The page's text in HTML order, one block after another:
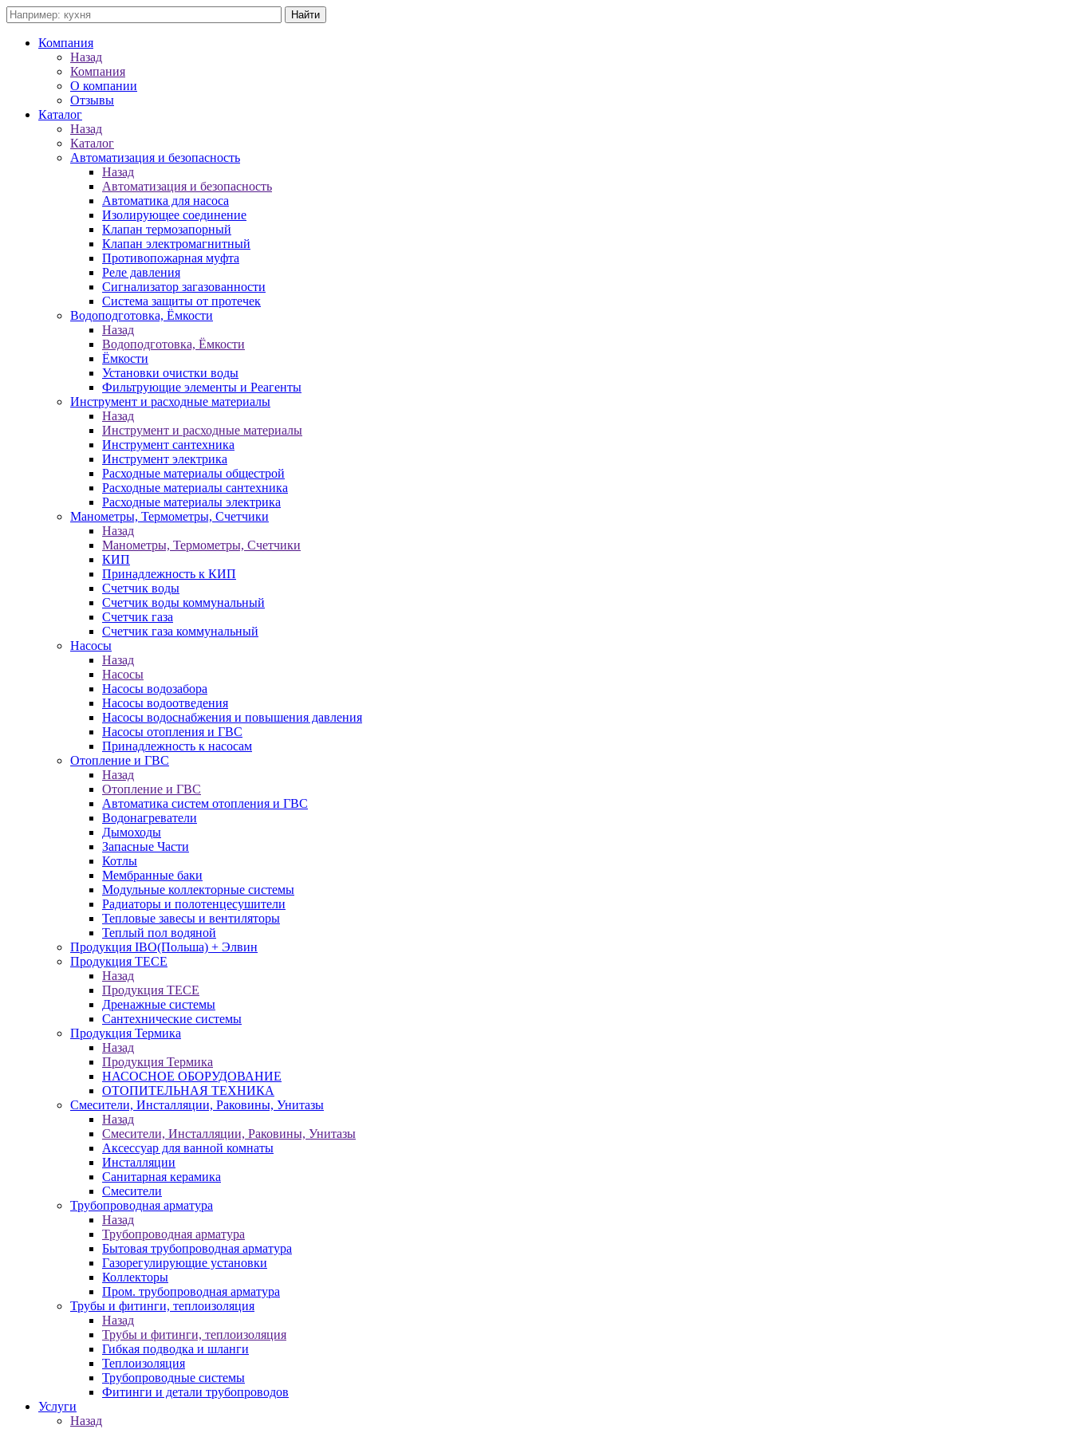
Компания
Назад
Компания
О компании
Отзывы
Каталог
Назад
Каталог
Автоматизация и безопасность
Назад
Автоматизация и безопасность
Автоматика для насоса
Изолирующее соединение
Клапан термозапорный
Клапан электромагнитный
Противопожарная муфта
Реле давления
Сигнализатор загазованности
Система защиты от протечек
Водоподготовка, Ёмкости
Назад
Водоподготовка, Ёмкости
Ёмкости
Установки очистки воды
Фильтрующие элементы и Реагенты
Инструмент и расходные материалы
Назад
Инструмент и расходные материалы
Инструмент сантехника
Инструмент электрика
Расходные материалы общестрой
Расходные материалы сантехника
Расходные материалы электрика
Манометры, Термометры, Счетчики
Назад
Манометры, Термометры, Счетчики
КИП
Принадлежность к КИП
Счетчик воды
Счетчик воды коммунальный
Счетчик газа
Счетчик газа коммунальный
Насосы
Назад
Насосы
Насосы водозабора
Насосы водоотведения
Насосы водоснабжения и повышения давления
Насосы отопления и ГВС
Принадлежность к насосам
Отопление и ГВС
Назад
Отопление и ГВС
Автоматика систем отопления и ГВС
Водонагреватели
Дымоходы
Запасные Части
Котлы
Мембранные баки
Модульные коллекторные системы
Радиаторы и полотенцесушители
Тепловые завесы и вентиляторы
Теплый пол водяной
Продукция IBO(Польша) + Элвин
Продукция TECE
Назад
Продукция TECE
Дренажные системы
Сантехнические системы
Продукция Термика
Назад
Продукция Термика
НАСОСНОЕ ОБОРУДОВАНИЕ
ОТОПИТЕЛЬНАЯ ТЕХНИКА
Смесители, Инсталляции, Раковины, Унитазы
Назад
Смесители, Инсталляции, Раковины, Унитазы
Аксессуар для ванной комнаты
Инсталляции
Санитарная керамика
Смесители
Трубопроводная арматура
Назад
Трубопроводная арматура
Бытовая трубопроводная арматура
Газорегулирующие установки
Коллекторы
Пром. трубопроводная арматура
Трубы и фитинги, теплоизоляция
Назад
Трубы и фитинги, теплоизоляция
Гибкая подводка и шланги
Теплоизоляция
Трубопроводные системы
Фитинги и детали трубопроводов
Услуги
Назад